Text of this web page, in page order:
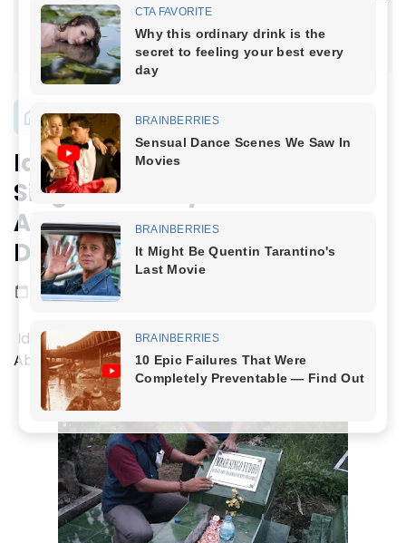
Identitas Pesarean Mbah
Singo Yudho Syekh
Abdurrahman Suryo Negoro
Disempurnakan
Mei 08, 2023
Identitas Pesarean Mbah Singo Yudho Syekh
Abdurrahman Suryo Negoro Disempurnakan